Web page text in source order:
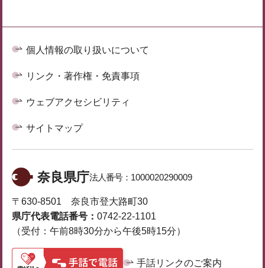
個人情報の取り扱いについて
リンク・著作権・免責事項
ウェブアクセシビリティ
サイトマップ
奈良県庁法人番号： 1000020290009
〒630-8501 奈良市登大路町30
県庁代表電話番号： 0742-22-1101
（受付：午前8時30分から午後5時15分）
手話リンクのご案内